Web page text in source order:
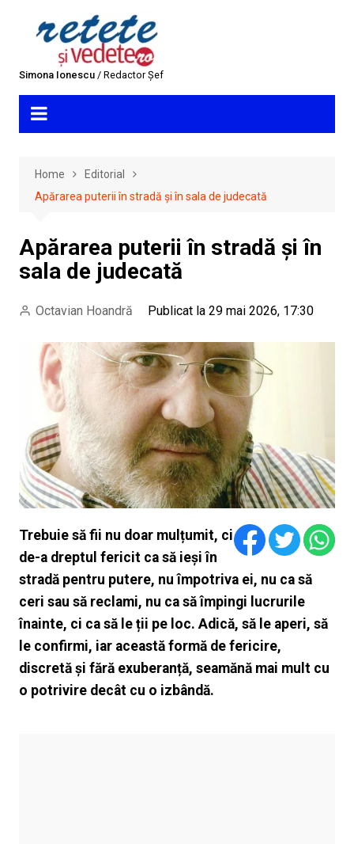
Simona Ionescu/ Redactor Șef
Home
Editorial
Apărarea puterii în stradă și în sala de judecată
Apărarea puterii în stradă și în
sala de judecată
Octavian Hoandră Publicat la 29 mai 2026, 17:30
Trebuie să fii nu doar mulțumit, ci
de-a dreptul fericit ca să ieși în
stradă pentru putere, nu împotriva ei, nu ca să
ceri sau să reclami, nu ca să împingi lucrurile
înainte, ci ca să le ții pe loc. Adică, să le aperi, să
le confirmi, iar această formă de fericire,
discretă și fără exuberanță, seamănă mai mult cu
o potrivire decât cu o izbândă.